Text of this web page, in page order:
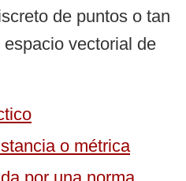
de puntos o tan
vectorial de
o métrica